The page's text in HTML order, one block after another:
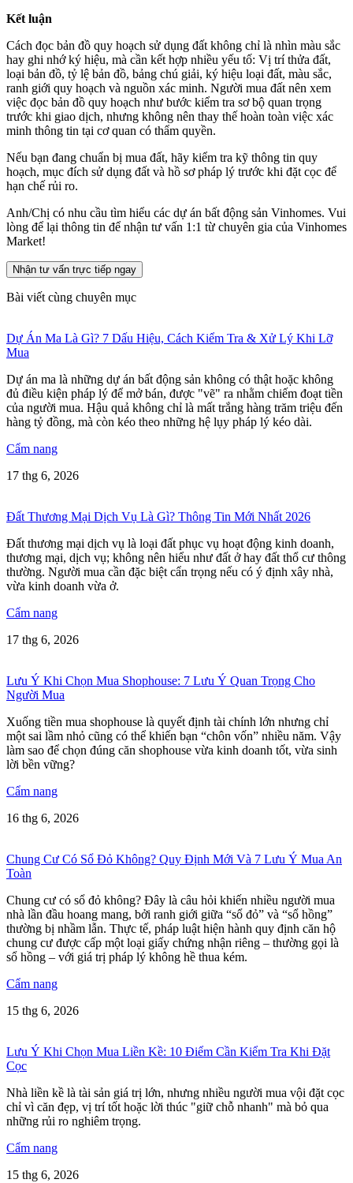
Kết luận
Cách đọc bản đồ quy hoạch sử dụng đất không chỉ là nhìn màu sắc
hay ghi nhớ ký hiệu, mà cần kết hợp nhiều yếu tố: Vị trí thửa đất,
loại bản đồ, tỷ lệ bản đồ, bảng chú giải, ký hiệu loại đất, màu sắc,
ranh giới quy hoạch và nguồn xác minh. Người mua đất nên xem
việc đọc bản đồ quy hoạch như bước kiểm tra sơ bộ quan trọng
trước khi giao dịch, nhưng không nên thay thế hoàn toàn việc xác
minh thông tin tại cơ quan có thẩm quyền.
Nếu bạn đang chuẩn bị mua đất, hãy kiểm tra kỹ thông tin quy
hoạch, mục đích sử dụng đất và hồ sơ pháp lý trước khi đặt cọc để
hạn chế rủi ro.
Anh/Chị có nhu cầu tìm hiểu các dự án bất động sản Vinhomes. Vui
lòng để lại thông tin để nhận tư vấn 1:1 từ chuyên gia của Vinhomes
Market!
Nhận tư vấn trực tiếp ngay
Bài viết cùng chuyên mục
Dự Án Ma Là Gì? 7 Dấu Hiệu, Cách Kiểm Tra & Xử Lý Khi Lỡ
Mua
Dự án ma là những dự án bất động sản không có thật hoặc không
đủ điều kiện pháp lý để mở bán, được "vẽ" ra nhằm chiếm đoạt tiền
của người mua. Hậu quả không chỉ là mất trắng hàng trăm triệu đến
hàng tỷ đồng, mà còn kéo theo những hệ lụy pháp lý kéo dài.
Cẩm nang
17 thg 6, 2026
Đất Thương Mại Dịch Vụ Là Gì? Thông Tin Mới Nhất 2026
Đất thương mại dịch vụ là loại đất phục vụ hoạt động kinh doanh,
thương mại, dịch vụ; không nên hiểu như đất ở hay đất thổ cư thông
thường. Người mua cần đặc biệt cẩn trọng nếu có ý định xây nhà,
vừa kinh doanh vừa ở.
Cẩm nang
17 thg 6, 2026
Lưu Ý Khi Chọn Mua Shophouse: 7 Lưu Ý Quan Trọng Cho
Người Mua
Xuống tiền mua shophouse là quyết định tài chính lớn nhưng chỉ
một sai lầm nhỏ cũng có thể khiến bạn “chôn vốn” nhiều năm. Vậy
làm sao để chọn đúng căn shophouse vừa kinh doanh tốt, vừa sinh
lời bền vững?
Cẩm nang
16 thg 6, 2026
Chung Cư Có Sổ Đỏ Không? Quy Định Mới Và 7 Lưu Ý Mua An
Toàn
Chung cư có sổ đỏ không? Đây là câu hỏi khiến nhiều người mua
nhà lần đầu hoang mang, bởi ranh giới giữa “sổ đỏ” và “sổ hồng”
thường bị nhầm lẫn. Thực tế, pháp luật hiện hành quy định căn hộ
chung cư được cấp một loại giấy chứng nhận riêng – thường gọi là
sổ hồng – với giá trị pháp lý không hề thua kém.
Cẩm nang
15 thg 6, 2026
Lưu Ý Khi Chọn Mua Liền Kề: 10 Điểm Cần Kiểm Tra Khi Đặt
Cọc
Nhà liền kề là tài sản giá trị lớn, nhưng nhiều người mua vội đặt cọc
chỉ vì căn đẹp, vị trí tốt hoặc lời thúc "giữ chỗ nhanh" mà bỏ qua
những rủi ro nghiêm trọng.
Cẩm nang
15 thg 6, 2026